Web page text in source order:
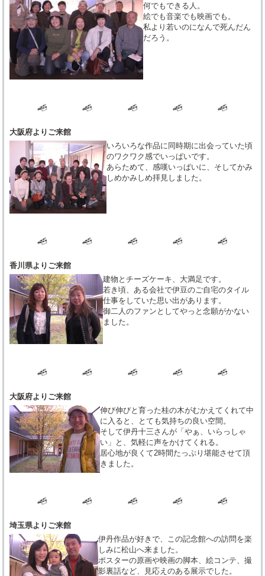
何でもできる人。
絵でも音楽でも映画でも。
私より若いのになんで死んだん
だろう。
大阪府よりご来館
いろいろな作品に同時期に出会っていた頃
のワクワク感でいっぱいです。
あらためて、感嘆いっぱいに、そしてかみ
しめかみしめ拝見しました。
香川県よりご来館
建物とチーズケーキ、大満足です。
若き頃、ある会社で伊豆のご自宅のタイル
仕事をしていた思い出があります。
御二人のファンとしてやっと念願がかない
ました。
大阪府よりご来館
伸び伸びと育った桂の木がむかえてくれて中
に入ると、とても気持ちの良い空間。
そして伊丹十三さんが「やぁ、いらっしゃ
い」と、気軽に声をかけてくれる。
居心地が良くて2時間たっぷり堪能させて頂
きました。
埼玉県よりご来館
伊丹作品が好きで、この記念館への訪問を楽
しみに松山へ来ました。
ポスターの原画や映画の脚本、絵コンテ、撮
影裏話など、見応えのある展示でした。